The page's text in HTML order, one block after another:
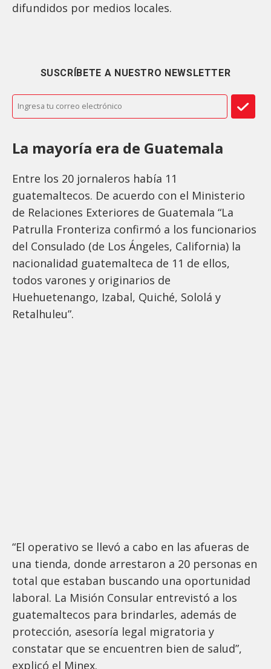
difundidos por medios locales.
SUSCRÍBETE A NUESTRO NEWSLETTER
La mayoría era de Guatemala
Entre los 20 jornaleros había 11
guatemaltecos. De acuerdo con el Ministerio
de Relaciones Exteriores de Guatemala “La
Patrulla Fronteriza confirmó a los funcionarios
del Consulado (de Los Ángeles, California) la
nacionalidad guatemalteca de 11 de ellos,
todos varones y originarios de
Huehuetenango, Izabal, Quiché, Sololá y
Retalhuleu”.
“El operativo se llevó a cabo en las afueras de
una tienda, donde arrestaron a 20 personas en
total que estaban buscando una oportunidad
laboral. La Misión Consular entrevistó a los
guatemaltecos para brindarles, además de
protección, asesoría legal migratoria y
constatar que se encuentren bien de salud”,
explicó el Minex.